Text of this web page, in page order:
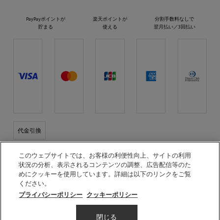
PayPayポイントが
貯まる
楽天ポイントが
使える
分割手数料なしで
翌月払い／3回払い
代金引換
プラダ ビューティとつながる
このウェブサイトでは、お客様の利便性向上、サイトの利用
状況の分析、表示されるコンテンツの調整、広告配信等のた
めにクッキーを使用しています。詳細は以下のリンクをご覧
ください。
プライバシーポリシー クッキーポリシー
閉じる